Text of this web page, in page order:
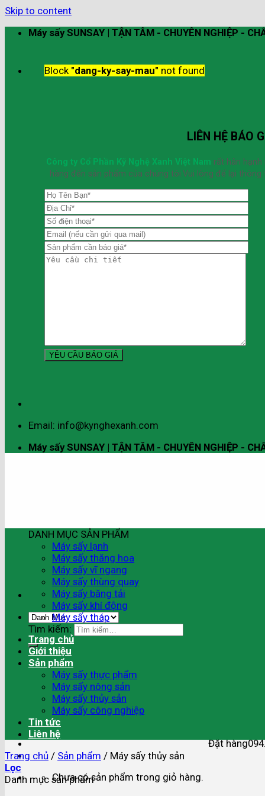
Skip to content
Máy sấy SUNSAY | TẬN TÂM - CHUYÊN NGHIỆP -
Block "dang-ky-say-mau" not found
LIÊN HỆ BÁO
Công ty Cổ Phần Kỹ Nghệ Xanh Việt Nam rất hân
hàng đến sản phẩm của chúng tôi.Vui lòng để lại
Email: info@kynghexanh.com
Máy sấy SUNSAY | TẬN TÂM - CHUYÊN NGHIỆP -
Tìm kiếm:
Đặt hàng
Chưa có sản phẩm trong giỏ hàng.
DANH MỤC SẢN PHẨM
Máy sấy lạnh
Máy sấy thăng hoa
Máy sấy vĩ ngang
Máy sấy thùng quay
Máy sấy băng tải
Máy sấy khí động
Máy sấy tháp
Trang chủ
Giới thiệu
Sản phẩm
Máy sấy thực phẩm
Máy sấy nông sản
Máy sấy thủy sản
Máy sấy công nghiệp
Tin tức
Liên hệ
Trang chủ / Sản phẩm / Máy sấy thủy sản
Lọc
Danh mục sản phẩm